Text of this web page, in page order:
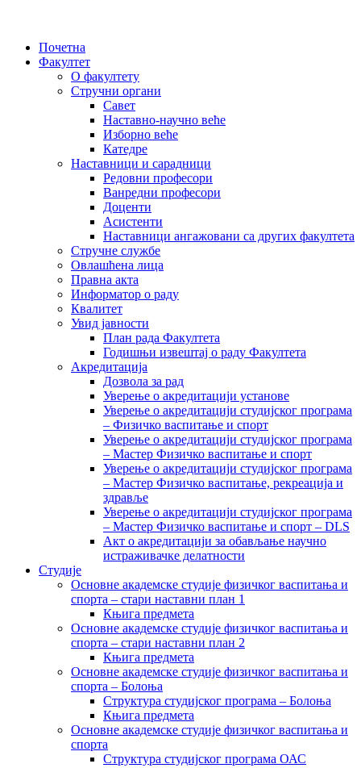
Почетна
Факултет
О факултету
Стручни органи
Савет
Наставно-научно веће
Изборно веће
Катедре
Наставници и сарадници
Редовни професори
Ванредни професори
Доценти
Асистенти
Наставници ангажовани са других факултета
Стручне службе
Овлашћена лица
Правна акта
Информатор о раду
Квалитет
Увид јавности
План рада Факултета
Годишњи извештај о раду Факултета
Акредитација
Дозвола за рад
Уверење о акредитацији установе
Уверење о акредитацији студијског програма
– Физичко васпитање и спорт
Уверење о акредитацији студијског програма
– Мастер Физичко васпитање и спорт
Уверење о акредитацији студијског програма
– Мастер Физичко васпитање, рекреација и
здравље
Уверење о акредитацији студијског програма
– Мастер Физичко васпитање и спорт – DLS
Акт о акредитацији за обављање научно
истраживачке делатности
Студије
Основне академске студије физичког васпитања и
спорта – стари наставни план 1
Књига предмета
Основне академске студије физичког васпитања и
спорта – стари наставни план 2
Књига предмета
Основне академске студије физичког васпитања и
спорта – Болоња
Структура студијског програма – Болоња
Књига предмета
Основне академске студије физичког васпитања и
спорта
Структура студијског програма ОАС